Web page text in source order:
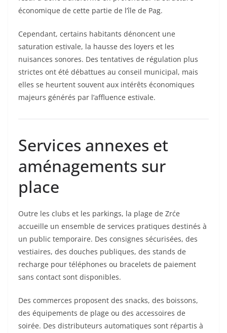
économique de cette partie de l’île de Pag.
Cependant, certains habitants dénoncent une
saturation estivale, la hausse des loyers et les
nuisances sonores. Des tentatives de régulation plus
strictes ont été débattues au conseil municipal, mais
elles se heurtent souvent aux intérêts économiques
majeurs générés par l’affluence estivale.
Services annexes et
aménagements sur
place
Outre les clubs et les parkings, la plage de Zrće
accueille un ensemble de services pratiques destinés à
un public temporaire. Des consignes sécurisées, des
vestiaires, des douches publiques, des stands de
recharge pour téléphones ou bracelets de paiement
sans contact sont disponibles.
Des commerces proposent des snacks, des boissons,
des équipements de plage ou des accessoires de
soirée. Des distributeurs automatiques sont répartis à